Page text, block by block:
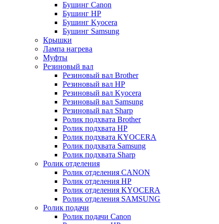
Бушинг Canon
Бушинг HP
Бушинг Kyocera
Бушинг Samsung
Крышки
Лампа нагрева
Муфты
Резиновый вал
Резиновый вал Brother
Резиновый вал HP
Резиновый вал Kyocera
Резиновый вал Samsung
Резиновый вал Sharp
Ролик подхвата Brother
Ролик подхвата HP
Ролик подхвата KYOCERA
Ролик подхвата Samsung
Ролик подхвата Sharp
Ролик отделения
Ролик отделения CANON
Ролик отделения HP
Ролик отделения KYOCERA
Ролик отделения SAMSUNG
Ролик подачи
Ролик подачи Canon